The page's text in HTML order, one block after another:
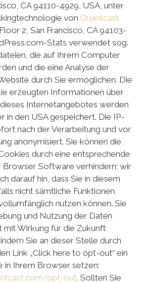
CA 94110-4929, USA, unter
von Quantcast
2, San Francisco, CA 94103-
Stats verwendet sog.
die auf Ihrem Computer
und die eine Analyse der
durch Sie ermöglichen. Die
erzeugten Informationen über
Internetangebotes werden
in den USA gespeichert. Die IP-
nach der Verarbeitung und vor
anonymisiert. Sie können die
durch eine entsprechende
Browser Software verhindern; wir
darauf hin, dass Sie in diesem
nicht sämtliche Funktionen
nutzen können. Sie
und Nutzung der Daten
mit Wirkung für die Zukunft
Sie an dieser Stelle durch
Link „Click here to opt-out“ ein
in Ihrem Browser setzen:
opt-out. Sollten Sie